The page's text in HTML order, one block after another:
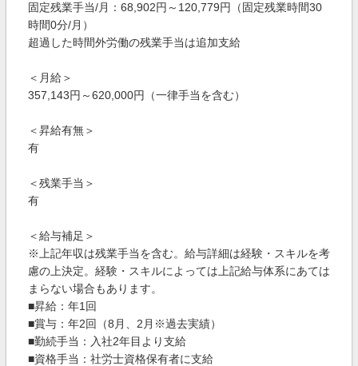
固定残業手当/月：68,902円～120,779円（固定残業時間30
時間0分/月）
超過した時間外労働の残業手当は追加支給
＜月給＞
357,143円～620,000円（一律手当を含む）
＜昇給有無＞
有
＜残業手当＞
有
＜給与補足＞
※上記年収は残業手当を含む。給与詳細は経験・スキルを考
慮の上決定。経験・スキルによっては上記給与体系にあては
まらない場合もあります。
■昇給：年1回
■賞与：年2回（8月、2月※過去実績）
■勤続手当：入社2年目より支給
■資格手当：社労士資格保有者に支給